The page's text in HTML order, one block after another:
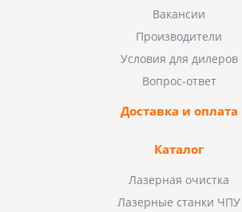
Вакансии
Производители
Условия для дилеров
Вопрос-ответ
Доставка и оплата
Каталог
Лазерная очистка
Лазерные станки ЧПУ